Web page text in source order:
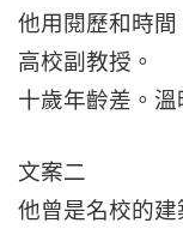
他用閱歷和時間
高校副教授。
十歲年齡差。溫
文案二
他曾是名校的